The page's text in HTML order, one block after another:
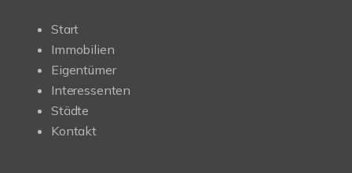
Start
Immobilien
Eigentümer
Interessenten
Städte
Kontakt